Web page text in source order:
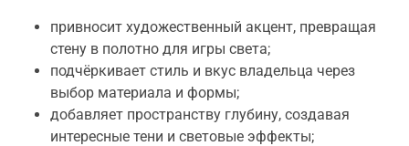
привносит художественный акцент, превращая
стену в полотно для игры света;
подчёркивает стиль и вкус владельца через
выбор материала и формы;
добавляет пространству глубину, создавая
интересные тени и световые эффекты;